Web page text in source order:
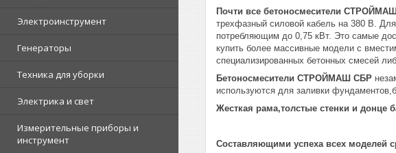
Электроинструмент
Генераторы
Техника для уборки
Электрика и свет
Измерительные приборы и
инструмент
Почти все бетоносмесители
трехфазный силовой кабель на 380 В.
потребляющим до 0,75 кВт. Это самые
купить более массивные модели с
специализированных бетонных смесей
Бетоносмесители СТРОЙМАШ СБР
используются для заливки
Жесткая рама,толстые стенки и донце
Составляющими успеха всех моделей